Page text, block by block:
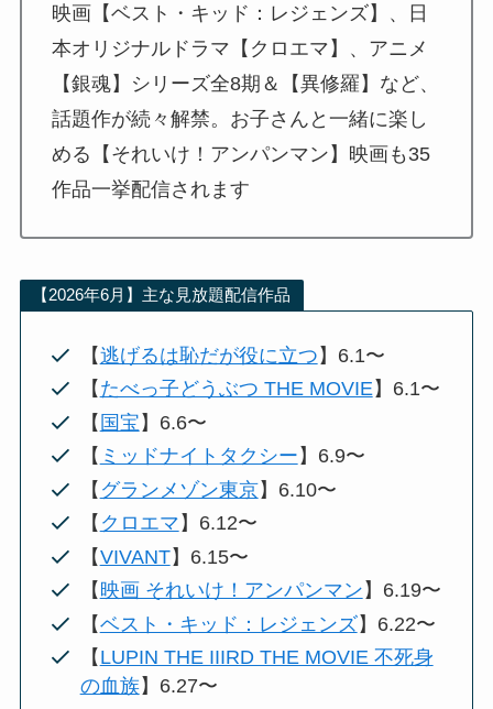
映画【ベスト・キッド：レジェンズ】、日
本オリジナルドラマ【クロエマ】、アニメ
【銀魂】シリーズ全8期＆【異修羅】など、
話題作が続々解禁。お子さんと一緒に楽し
める【それいけ！アンパンマン】映画も35
作品一挙配信されます
【2026年6月】主な見放題配信作品
【逃げるは恥だが役に立つ 】6.1〜
【 たべっ子どうぶつ THE MOVIE】6.1〜
【 国宝 】6.6〜
【 ミッドナイトタクシー 】6.9〜
【 グランメゾン東京】6.10〜
【 クロエマ 】6.12〜
【VIVANT】6.15〜
【 映画 それいけ！アンパンマン 】6.19〜
【ベスト・キッド：レジェンズ】6.22〜
【 LUPIN THE IIIRD THE MOVIE 不死身
の血族】6.27〜